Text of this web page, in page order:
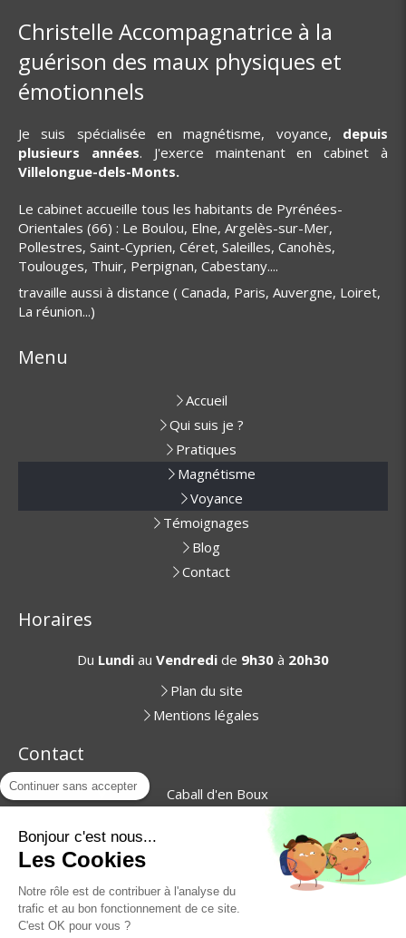
Christelle Accompagnatrice à la
guérison des maux physiques et
émotionnels
Je suis spécialisée en magnétisme, voyance, depuis
plusieurs années. J'exerce maintenant en cabinet à
Villelongue-dels-Monts.
Le cabinet accueille tous les habitants de Pyrénées-
Orientales (66) : Le Boulou, Elne, Argelès-sur-Mer,
Pollestres, Saint-Cyprien, Céret, Saleilles, Canohès,
Toulouges, Thuir, Perpignan, Cabestany....
travaille aussi à distance ( Canada, Paris, Auvergne, Loiret,
La réunion...)
Menu
Accueil
Qui suis je ?
Pratiques
Magnétisme
Voyance
Témoignages
Blog
Contact
Horaires
Du Lundi au Vendredi de 9h30 à 20h30
Plan du site
Mentions légales
Contact
Caball d'en Boux
66740 Villelongue-dels-Monts
Prendre rendez-vous
Copyright © 2021 - Création et référencement par
Continuer sans accepter
Bonjour c'est nous...
Les Cookies
Notre rôle est de contribuer à l'analyse du
trafic et au bon fonctionnement de ce site.
C'est OK pour vous ?